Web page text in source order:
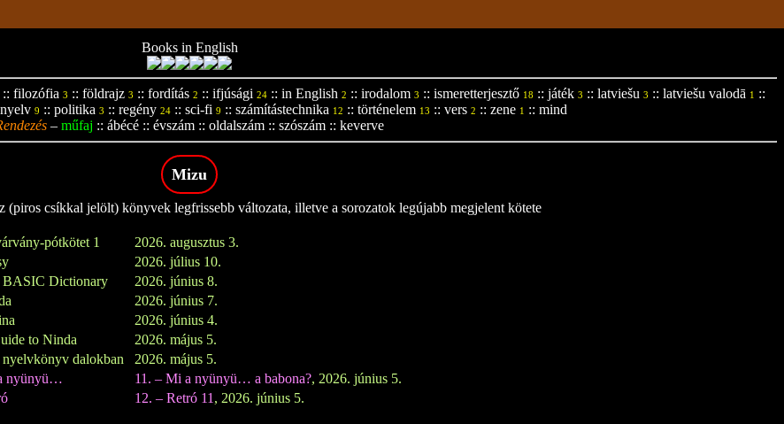
Books in English
:: filozófia 3 :: földrajz 3 :: fordítás 2 :: ifjúsági 24:: in English 2 :: irodalom 3 :: ismeretterjesztő 18 :: játék 3 :: latviešu 3 :: latviešu valodā 1
::
nyelv 9 :: politika 3 :: regény 24 :: sci-fi 9 :: számítástechnika 12 :: történelem 13 :: vers 2 :: zene 1 :: mind
– műfaj :: ábécé :: évszám :: oldalszám :: szószám :: keverve
Mizu
(piros csíkkal jelölt) könyvek legfrissebb változata, illetve a sorozatok legújabb megjelent kötete
pótkötet 1
2026. augusztus 3.
2026. július 10.
BASIC Dictionary
2026. június 8.
2026. június 7.
2026. június 4.
to Ninda
2026. május 5.
dalokban
2026. május 5.
nyünyü…
11. – Mi a nyünyü… a babona?, 2026. június 5.
12. – Retró 11 , 2026. június 5.